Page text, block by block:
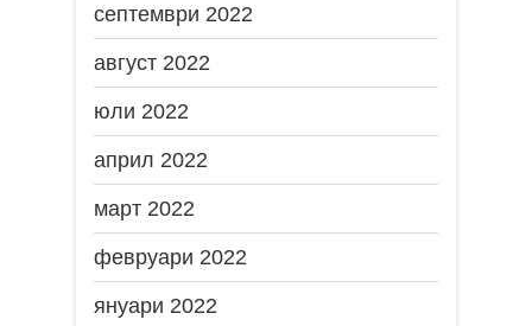
септември 2022
август 2022
юли 2022
април 2022
март 2022
февруари 2022
януари 2022